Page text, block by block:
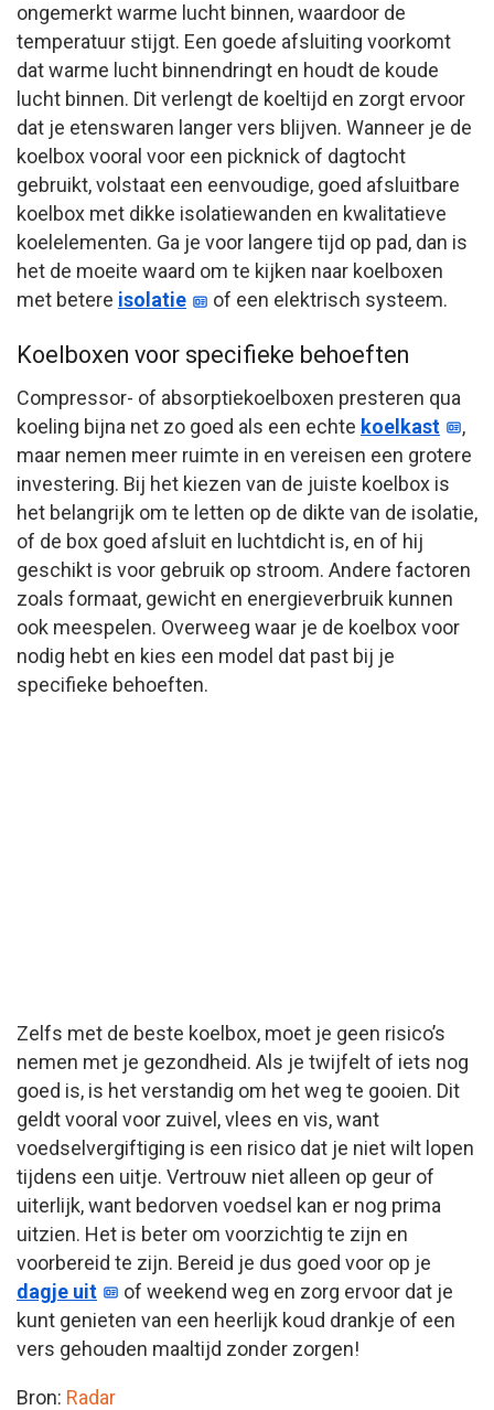
ongemerkt warme lucht binnen, waardoor de
temperatuur stijgt. Een goede afsluiting voorkomt
dat warme lucht binnendringt en houdt de koude
lucht binnen. Dit verlengt de koeltijd en zorgt ervoor
dat je etenswaren langer vers blijven. Wanneer je de
koelbox vooral voor een picknick of dagtocht
gebruikt, volstaat een eenvoudige, goed afsluitbare
koelbox met dikke isolatiewanden en kwalitatieve
koelelementen. Ga je voor langere tijd op pad, dan is
het de moeite waard om te kijken naar koelboxen
met betere isolatie of een elektrisch systeem.
Koelboxen voor specifieke behoeften
Compressor- of absorptiekoelboxen presteren qua
koeling bijna net zo goed als een echte koelkast
,
maar nemen meer ruimte in en vereisen een grotere
investering. Bij het kiezen van de juiste koelbox is
het belangrijk om te letten op de dikte van de isolatie,
of de box goed afsluit en luchtdicht is, en of hij
geschikt is voor gebruik op stroom. Andere factoren
zoals formaat, gewicht en energieverbruik kunnen
ook meespelen. Overweeg waar je de koelbox voor
nodig hebt en kies een model dat past bij je
specifieke behoeften.
Zelfs met de beste koelbox, moet je geen risico’s
nemen met je gezondheid. Als je twijfelt of iets nog
goed is, is het verstandig om het weg te gooien. Dit
geldt vooral voor zuivel, vlees en vis, want
voedselvergiftiging is een risico dat je niet wilt lopen
tijdens een uitje. Vertrouw niet alleen op geur of
uiterlijk, want bedorven voedsel kan er nog prima
uitzien. Het is beter om voorzichtig te zijn en
voorbereid te zijn. Bereid je dus goed voor op je
dagje uit
of weekend weg en zorg ervoor dat je
kunt genieten van een heerlijk koud drankje of een
vers gehouden maaltijd zonder zorgen!
Bron: Radar